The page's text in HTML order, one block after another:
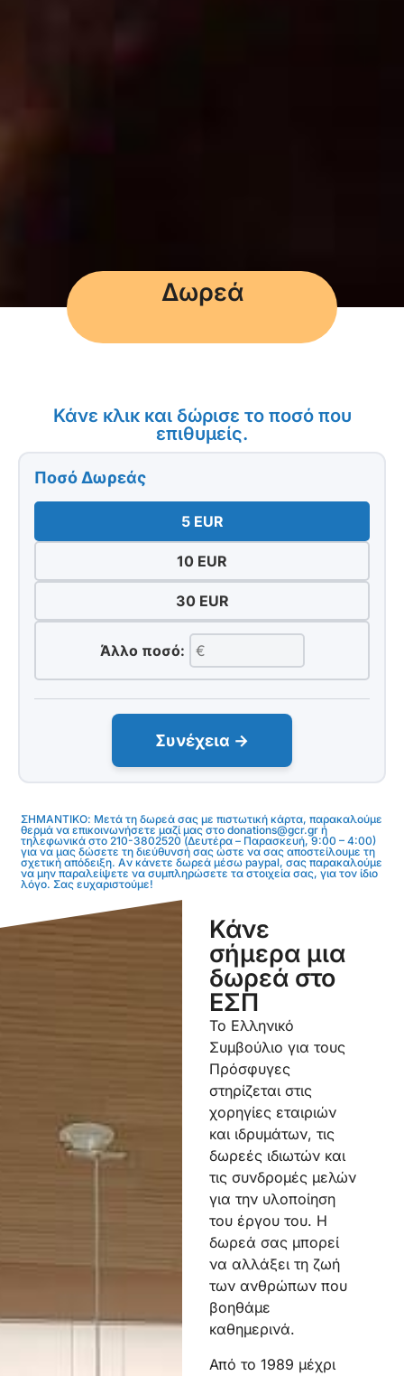
Δωρεά
Κάνε κλικ και δώρισε το ποσό που
επιθυμείς.
Ποσό Δωρεάς
5 EUR
10 EUR
30 EUR
Άλλο ποσό:
Συνέχεια →
ΣΗΜΑΝΤΙΚΟ: Μετά τη δωρεά σας με πιστωτική κάρτα, παρακαλούμε
θερμά να επικοινωνήσετε μαζί μας στο donations@gcr.gr ή
τηλεφωνικά στο 210-3802520 (Δευτέρα – Παρασκευή, 9:00 – 4:00)
για να μας δώσετε τη διεύθυνσή σας ώστε να σας αποστείλουμε τη
σχετική απόδειξη. Aν κάνετε δωρεά μέσω paypal, σας παρακαλούμε
να μην παραλείψετε να συμπληρώσετε τα στοιχεία σας, για τον ίδιο
λόγο. Σας ευχαριστούμε!
Κάνε
σήμερα μια
δωρεά στο
ΕΣΠ
Το Ελληνικό
Συμβούλιο για τους
Πρόσφυγες
στηρίζεται στις
χορηγίες εταιριών
και ιδρυμάτων, τις
δωρεές ιδιωτών και
τις συνδρομές μελών
για την υλοποίηση
του έργου του. Η
δωρεά σας μπορεί
να αλλάξει τη ζωή
των ανθρώπων που
βοηθάμε
καθημερινά.
Από το 1989 μέχρι